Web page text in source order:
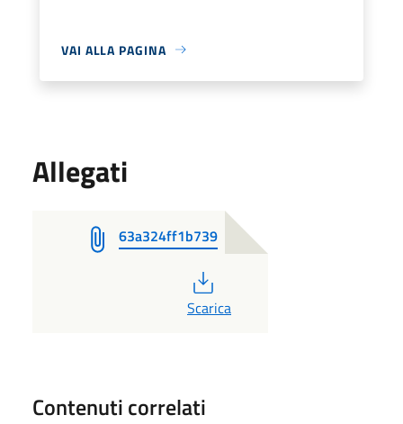
VAI ALLA PAGINA
Allegati
63a324ff1b739
PDF
Scarica
Contenuti correlati